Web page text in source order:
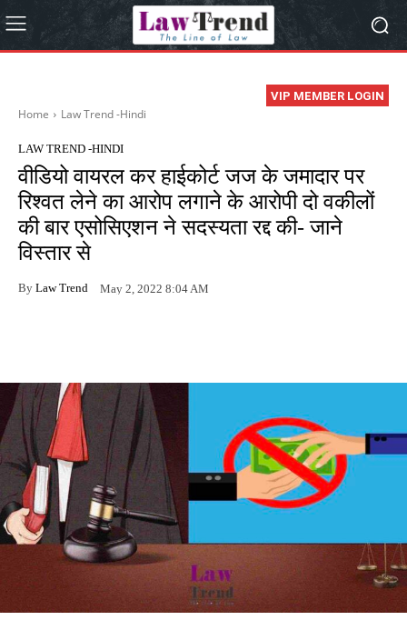
VIP MEMBER LOGIN
Home Law Trend -Hindi
LAW TREND -HINDI
वीडियो वायरल कर हाईकोर्ट जज के जमादार पर
रिश्वत लेने का आरोप लगाने के आरोपी दो वकीलों
की बार एसोसिएशन ने सदस्यता रद्द की- जाने
विस्तार से
By Law Trend May 2, 2022 8:04 AM